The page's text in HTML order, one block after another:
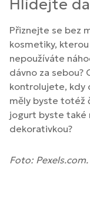
Hlídejte
Přiznejte se bez
kosmetiky,
nepoužíváte
dávno za sebou?
kontrolujete, kdy
měly byste totéž
jogurt byste také
dekorativkou?
Foto: Pexels.com.